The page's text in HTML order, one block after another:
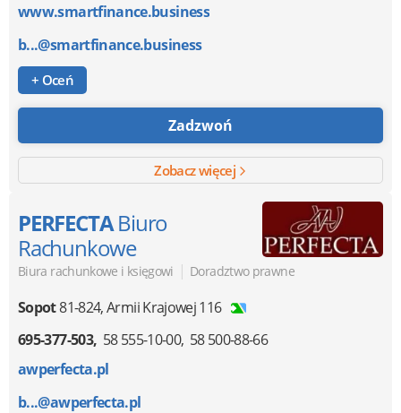
www.smartfinance.business
b...@smartfinance.business
+ Oceń
Zadzwoń
Zobacz więcej
PERFECTABiuro
Rachunkowe
Biura rachunkowe i księgowi | Doradztwo prawne
Sopot81-824,Armii Krajowej 116
695-377-503 58 555-10-00 58 500-88-66
awperfecta.pl
b...@awperfecta.pl